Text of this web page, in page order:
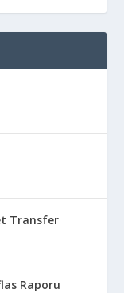
Transfer
Raporu